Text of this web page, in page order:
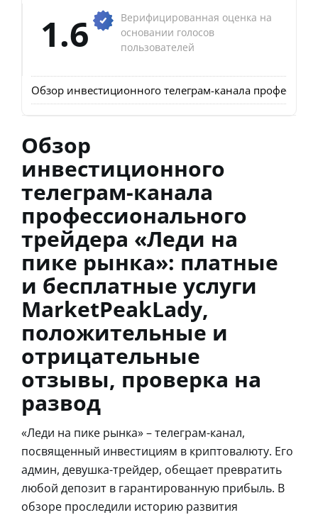
1.6
Верифицированная оценка на
основании голосов
пользователей
Обзор инвестиционного телеграм-канала
Обзор
инвестиционного
телеграм-канала
профессионального
трейдера «Леди на
пике рынка»: платные
и бесплатные услуги
MarketPeakLady,
положительные и
отрицательные
отзывы, проверка на
развод
«Леди на пике рынка» – телеграм-канал,
посвященный инвестициям в криптовалюту. Его
админ, девушка-трейдер, обещает превратить
любой депозит в гарантированную прибыль. В
обзоре проследили историю развития